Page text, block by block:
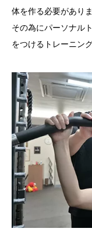
体を作る必要がありま
その為にパーソナル
をつけるトレーニン